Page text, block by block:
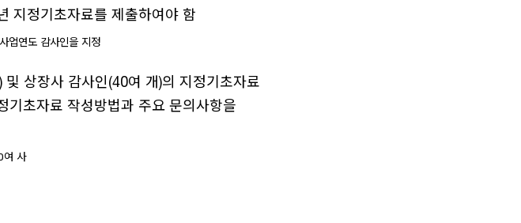
지정기초자료를 제출하여야 함
업연도 감사인을 지정
) 및 상장사 감사인(40여 개)의 지정기초자료
기초자료 작성방법과 주요 문의사항을
여 사